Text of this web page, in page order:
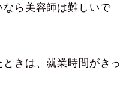
ら美容師は難しいで
きは、就業時間がきっ